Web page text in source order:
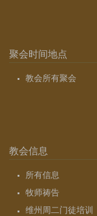
聚会时间地点
教会所有聚会
教会信息
所有信息
牧师祷告
维州周二门徒培训